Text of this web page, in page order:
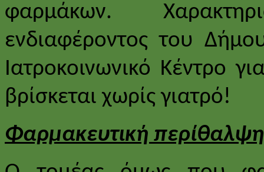
φαρμάκων.
ενδιαφέροντος του
Ιατροκοινωνικό Κέντρο
βρίσκεται χωρίς γιατρό!
Φαρμακευτική περίθαλψη